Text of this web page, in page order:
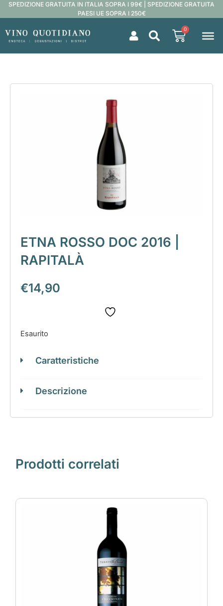
SPEDIZIONE GRATUITA IN ITALIA SOPRA I 99€ | SPEDIZIONE GRATUITA
PAESI UE SOPRA I 250€
0
ETNA ROSSO DOC 2016 |
RAPITALÀ
€14,90
Esaurito
Caratteristiche
Descrizione
Prodotti correlati